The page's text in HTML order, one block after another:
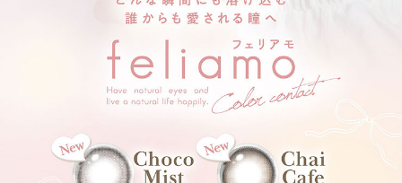
立体感の出る細フチと透明感たっぷりベージュが
清楚もモテも叶えてくれるレンズ。
あまーく仕込んだホワイトとブラウンカラーが
柔らかい漏れ感を与えてくれるレンズ。